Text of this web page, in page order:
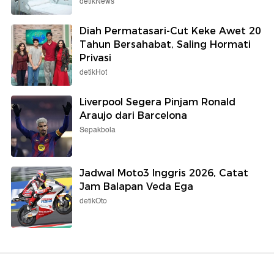
Diah Permatasari-Cut Keke Awet 20
Tahun Bersahabat, Saling Hormati
Privasi
detikHot
Liverpool Segera Pinjam Ronald
Araujo dari Barcelona
Sepakbola
Jadwal Moto3 Inggris 2026, Catat
Jam Balapan Veda Ega
detikOto